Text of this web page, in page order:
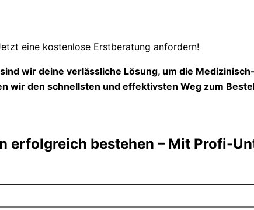
eine kostenlose Erstberatung anfordern!
wir deine verlässliche Lösung, um die
wir den schnellsten und effektivsten Weg zum
bestehen – Mit Profi-